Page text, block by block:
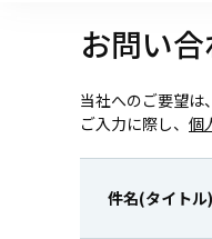
お問い
当社へのご要望は
ご入力に際し、 個
件名(タイトル)